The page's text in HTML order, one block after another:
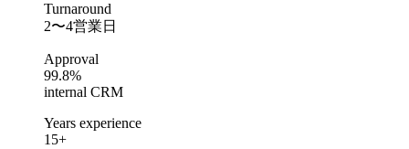
Turnaround
2〜4営業日
Approval
99.8%
internal CRM
Years experience
15+